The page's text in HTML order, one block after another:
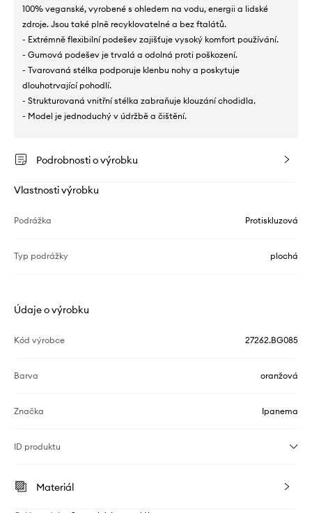
100% veganské, vyrobené s ohledem na vodu, energii a lidské
zdroje. Jsou také plně recyklovatelné a bez ftalátů.
- Extrémně flexibilní podešev zajišťuje vysoký komfort používání.
- Gumová podešev je trvalá a odolná proti poškození.
- Tvarovaná stélka podporuje klenbu nohy a poskytuje
dlouhotrvající pohodlí.
- Strukturovaná vnitřní stélka zabraňuje klouzání chodidla.
- Model je jednoduchý v údržbě a čištění.
Podrobnosti o výrobku
Vlastnosti výrobku
Podrážka Protiskluzová
Typ podrážky plochá
Údaje o výrobku
Kód výrobce 27262.BG085
Barva oranžová
Značka Ipanema
ID produktu
Materiál